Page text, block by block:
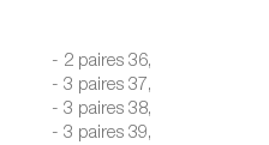
- 2 paires 36,
- 3 paires 37,
- 3 paires 38,
- 3 paires 39,